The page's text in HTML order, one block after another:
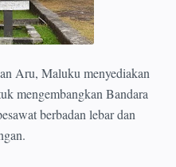
Aru, Maluku menyediakan
mengembangkan Bandara
berbadan lebar dan